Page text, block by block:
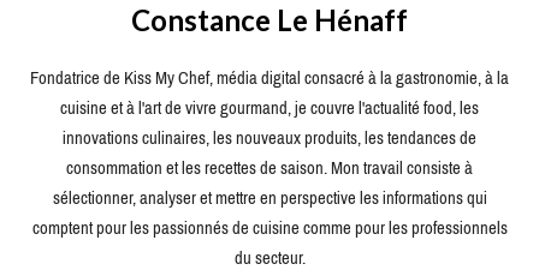
Constance Le Hénaff
Fondatrice de Kiss My Chef, média digital consacré à la gastronomie, à la
cuisine et à l'art de vivre gourmand, je couvre l'actualité food, les
innovations culinaires, les nouveaux produits, les tendances de
consommation et les recettes de saison. Mon travail consiste à
sélectionner, analyser et mettre en perspective les informations qui
comptent pour les passionnés de cuisine comme pour les professionnels
du secteur.